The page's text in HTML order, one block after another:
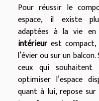
Pour réussir le
espace, il existe
adaptées à la vie en
intérieurest compact,
l’évier ou sur un
ceux qui
optimiser l’espace
quant à lui, repose sur